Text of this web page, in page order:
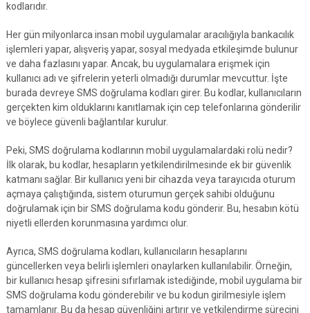
kodlarıdır.
Her gün milyonlarca insan mobil uygulamalar aracılığıyla bankacılık
işlemleri yapar, alışveriş yapar, sosyal medyada etkileşimde bulunur
ve daha fazlasını yapar. Ancak, bu uygulamalara erişmek için
kullanıcı adı ve şifrelerin yeterli olmadığı durumlar mevcuttur. İşte
burada devreye SMS doğrulama kodları girer. Bu kodlar, kullanıcıların
gerçekten kim olduklarını kanıtlamak için cep telefonlarına gönderilir
ve böylece güvenli bağlantılar kurulur.
Peki, SMS doğrulama kodlarının mobil uygulamalardaki rolü nedir?
İlk olarak, bu kodlar, hesapların yetkilendirilmesinde ek bir güvenlik
katmanı sağlar. Bir kullanıcı yeni bir cihazda veya tarayıcıda oturum
açmaya çalıştığında, sistem oturumun gerçek sahibi olduğunu
doğrulamak için bir SMS doğrulama kodu gönderir. Bu, hesabın kötü
niyetli ellerden korunmasına yardımcı olur.
Ayrıca, SMS doğrulama kodları, kullanıcıların hesaplarını
güncellerken veya belirli işlemleri onaylarken kullanılabilir. Örneğin,
bir kullanıcı hesap şifresini sıfırlamak istediğinde, mobil uygulama bir
SMS doğrulama kodu gönderebilir ve bu kodun girilmesiyle işlem
tamamlanır. Bu da hesap güvenliğini artırır ve yetkilendirme sürecini